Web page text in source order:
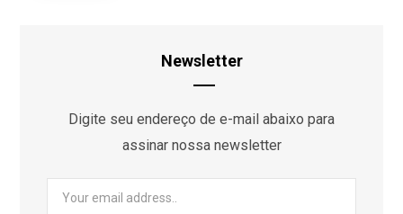
Newsletter
Digite seu endereço de e-mail abaixo para
assinar nossa newsletter